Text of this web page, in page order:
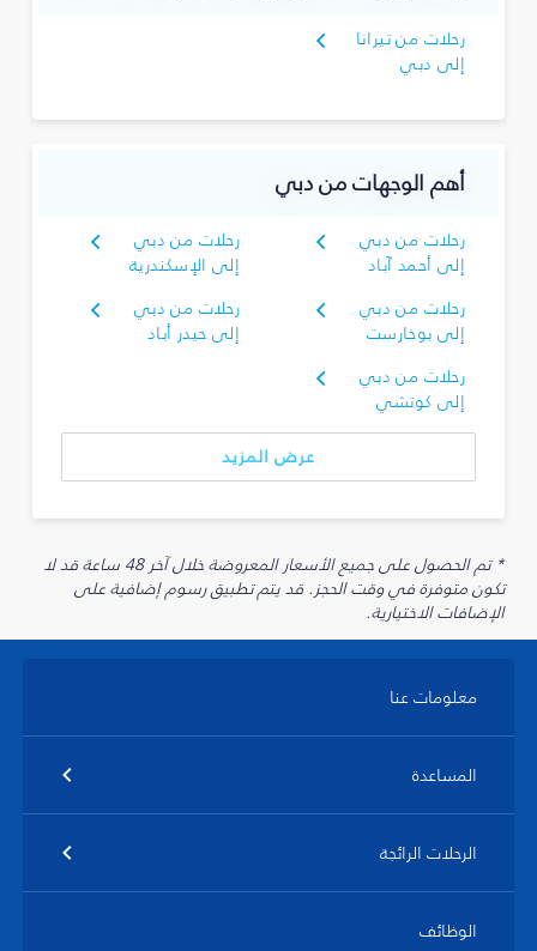
رحلات من تيرانا
إلى دبي
أهم الوجهات من دبي
رحلات من دبي
إلى أحمد آباد
رحلات من دبي
إلى الإسكندرية
رحلات من دبي
إلى بوخارست
رحلات من دبي
إلى حيدر أباد
رحلات من دبي
إلى كوتشي
عرض المزيد
* تم الحصول على جميع الأسعار المعروضة خلال آخر 48 ساعة قد لا
تكون متوفرة في وقت الحجز. قد يتم تطبيق رسوم إضافية على
الإضافات الاختيارية.
معلومات عنا
المساعدة
الرحلات الرائجة
الوظائف